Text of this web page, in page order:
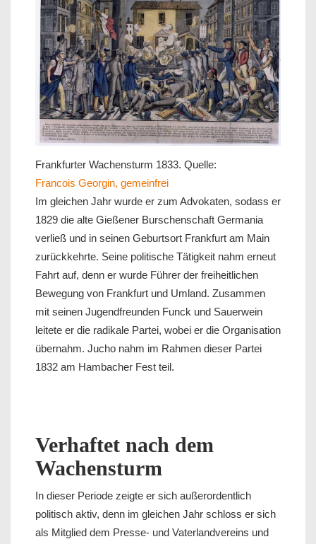
Frankfurter Wachensturm 1833. Quelle:
Francois Georgin, gemeinfrei
Im gleichen Jahr wurde er zum Advokaten, sodass er
1829 die alte Gießener Burschenschaft Germania
verließ und in seinen Geburtsort Frankfurt am Main
zurückkehrte. Seine politische Tätigkeit nahm erneut
Fahrt auf, denn er wurde Führer der freiheitlichen
Bewegung von Frankfurt und Umland. Zusammen
mit seinen Jugendfreunden Funck und Sauerwein
leitete er die radikale Partei, wobei er die Organisation
übernahm. Jucho nahm im Rahmen dieser Partei
1832 am Hambacher Fest teil.
Verhaftet nach dem
Wachensturm
In dieser Periode zeigte er sich außerordentlich
politisch aktiv, denn im gleichen Jahr schloss er sich
als Mitglied dem Presse- und Vaterlandvereins und